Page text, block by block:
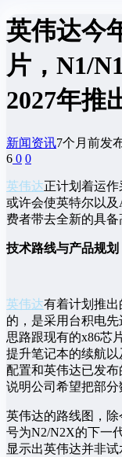
英伟达今
片，N1/
2027年推
新闻资讯7个月前发
6 0 0
英伟达正计划着运作
或许会使英特尔以
费者带去全新的具备
技术路线与产品规划
英伟达有着计划推
的，是采用台积电
思路跟现有的x86芯
提升笔记本的续航
配置和英伟达已发
说明公司希望把部分
英伟达的路线图，
号为N2/N2X的下一
显示出英伟达并非